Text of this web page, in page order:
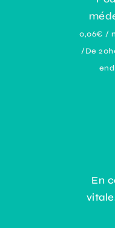
0,06€ /
/De
En